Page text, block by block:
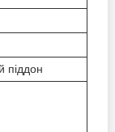
піддон